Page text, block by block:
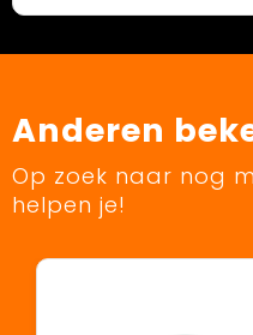
Anderen
Op zoek naar nog
helpen je!